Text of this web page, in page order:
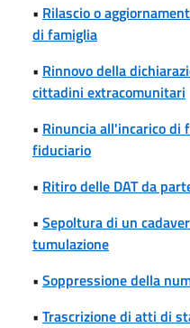
• Rilascio o
di famiglia
• Rinnovo della
cittadini extracomunitari
• Rinuncia all'incarico di
fiduciario
• Ritiro delle DAT da
• Sepoltura di un
tumulazione
• Soppressione della
• Trascrizione di atti di